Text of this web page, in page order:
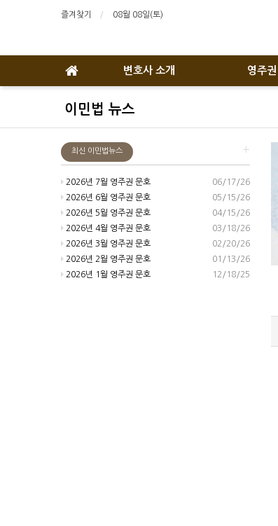
즐겨찾기 08월 08일(토)
변호사 소개 영주권
이민법 뉴스
+
최신 이민법뉴스
06/17/26
2026년 7월 영주권 문호
05/15/26
2026년 6월 영주권 문호
04/15/26
2026년 5월 영주권 문호
03/18/26
2026년 4월 영주권 문호
02/20/26
2026년 3월 영주권 문호
01/13/26
2026년 2월 영주권 문호
12/18/25
2026년 1월 영주권 문호